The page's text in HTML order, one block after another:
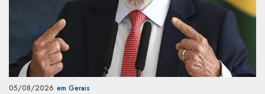
05/08/2026 em Gerais